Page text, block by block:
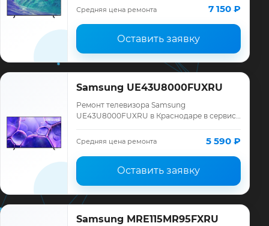
Samsung, смета до ремонта, запчасти и
гарантия до 12 меся…
Средняя цена ремонта 7 150 ₽
Оставить заявку
Samsung UE43U8000FUXRU
Ремонт телевизора Samsung
UE43U8000FUXRU в Краснодаре в сервисе
Samsung, смета до ремонта, запчасти и
Средняя цена ремонта 5 590 ₽
Оставить заявку
Samsung MRE115MR95FXRU